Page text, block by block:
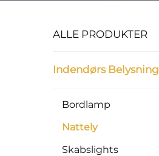
ALLE PRODUKTER
Indendørs Belysning
Bordlamp
Nattely
Skabslights